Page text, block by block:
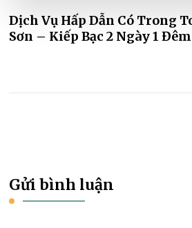
Dịch Vụ Hấp Dẫn Có Trong
Sơn – Kiếp Bạc 2 Ngày 1 Đêm
Gửi bình luận